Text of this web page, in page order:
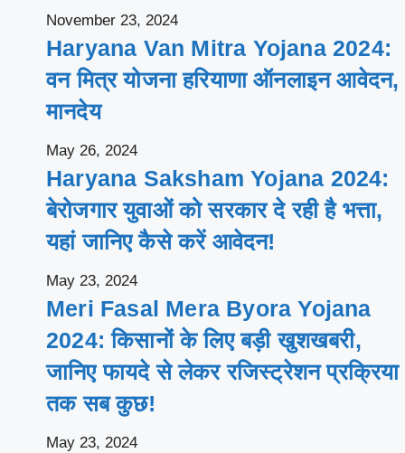
November 23, 2024
Haryana Van Mitra Yojana 2024:
वन मित्र योजना हरियाणा ऑनलाइन आवेदन,
मानदेय
May 26, 2024
Haryana Saksham Yojana 2024:
बेरोजगार युवाओं को सरकार दे रही है भत्ता,
यहां जानिए कैसे करें आवेदन!
May 23, 2024
Meri Fasal Mera Byora Yojana
2024: किसानों के लिए बड़ी खुशखबरी,
जानिए फायदे से लेकर रजिस्ट्रेशन प्रक्रिया
तक सब कुछ!
May 23, 2024